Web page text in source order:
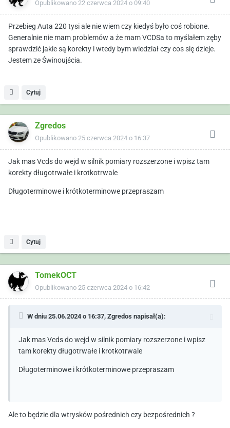
Opublikowano 22 czerwca 2024 o 09:40
Przebieg Auta 220 tysi ale nie wiem czy kiedyś było coś robione.
Generalnie nie mam problemów a że mam VCDSa to myślałem zęby
sprawdzić jakie są korekty i wtedy bym wiedział czy cos się dzieje.
Jestem ze Świnoujścia.
Cytuj
Zgredos
Opublikowano 25 czerwca 2024 o 16:37
Jak mas Vcds do wejd w silnik pomiary rozszerzone i wpisz tam
korekty długotrwałe i krotkotrwale
Długoterminowe i krótkoterminowe przepraszam
Cytuj
TomekOCT
Opublikowano 25 czerwca 2024 o 16:42
W dniu 25.06.2024 o 16:37, Zgredos napisał(a):
Jak mas Vcds do wejd w silnik pomiary rozszerzone i wpisz
tam korekty długotrwałe i krotkotrwale
Długoterminowe i krótkoterminowe przepraszam
Ale to będzie dla wtrysków pośrednich czy bezpośrednich ?